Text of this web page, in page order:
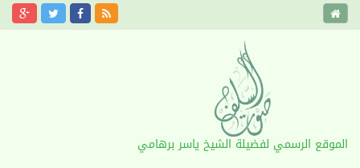
الموقع الرسمي لفضيلة الشيخ ياسر برهامي